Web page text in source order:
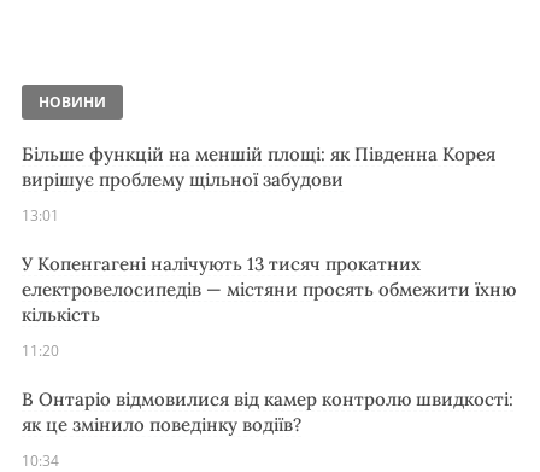
НОВИНИ
Більше функцій на меншій площі: як Південна Корея
вирішує проблему щільної забудови
13:01
У Копенгагені налічують 13 тисяч прокатних
електровелосипедів — містяни просять обмежити їхню
кількість
11:20
В Онтаріо відмовилися від камер контролю швидкості:
як це змінило поведінку водіїв?
10:34